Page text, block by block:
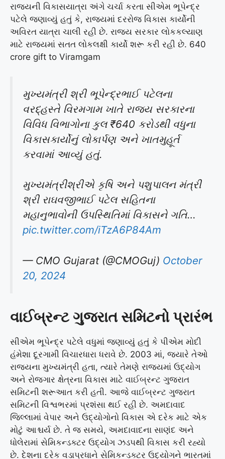
રાજ્યની વિકાસયાત્રા અંગે ચર્ચા કરતા સીએમ ભૂપેન્દ્ર
પટેલે જણાવ્યું હતું કે, રાજ્યમાં દરરોજ વિકાસ કાર્યોની
અવિરત યાત્રા ચાલી રહી છે. રાજ્ય સરકાર લોકકલ્યાણ
માટે રાજ્યમાં સતત લોકલક્ષી કાર્યો શરૂ કરી રહી છે. 640
crore gift to Viramgam
મુખ્યમંત્રી શ્રી ભૂપેન્દ્રભાઈ પટેલના
વરદ્હસ્તે વિરમગામ ખાતે રાજ્ય સરકારના
વિવિધ વિભાગોના કુલ ₹640 કરોડથી વધુના
વિકાસકાર્યોનું લોકાર્પણ અને ખાતમુહૂર્ત
કરવામાં આવ્યું હતું.
મુખ્યમંત્રીશ્રીએ કૃષિ અને પશુપાલન મંત્રી
શ્રી રાઘવજીભાઈ પટેલ સહિતના
મહાનુભાવોની ઉપસ્થિતિમાં વિકાસને ગતિ…
pic.twitter.com/iTzA6P84Am
— CMO Gujarat (@CMOGuj) October
20, 2024
વાઈબ્રન્ટ ગુજરાત સમિટનો પ્રારંભ
સીએમ ભૂપેન્દ્ર પટેલે વધુમાં જણાવ્યું હતું કે પીએમ મોદી
હંમેશા દૂરગામી વિચારધારા ધરાવે છે. 2003 માં, જ્યારે તેઓ
રાજ્યના મુખ્યમંત્રી હતા, ત્યારે તેમણે રાજ્યમાં ઉદ્યોગ
અને રોજગાર ક્ષેત્રના વિકાસ માટે વાઈબ્રન્ટ ગુજરાત
સમિટની શરૂઆત કરી હતી. આજે વાઈબ્રન્ટ ગુજરાત
સમિટની વિશ્વભરમાં પ્રશંસા થઈ રહી છે. અમદાવાદ
જિલ્લામાં વેપાર અને ઉદ્યોગોનો વિકાસ એ દરેક માટે એક
મોટું આશ્ચર્ય છે. તે જ સમયે, અમદાવાદના સાણંદ અને
ધોલેરામાં સેમિકન્ડક્ટર ઉદ્યોગ ઝડપથી વિકાસ કરી રહ્યો
છે. દેશના દરેક વડાપ્રધાને સેમિકન્ડક્ટર ઉદ્યોગને ભારતમાં